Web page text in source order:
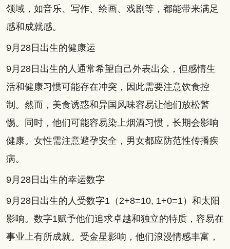
领域，如音乐、写作、绘画、戏剧等，都能带来满足
感和成就感。
9月28日出生的健康运
9月28日出生的人通常希望自己外表出众，但感情生
活和健康习惯可能存在冲突，因此需要注意饮食控
制。然而，美食诱惑和异国风味容易让他们放松警
惕。同时，他们可能容易染上烟酒习惯，长期会影响
健康。女性需注意避孕安全，男女都应防范性传播疾
病。
9月28日出生的幸运数字
9月28日出生的人受数字1（2+8=10, 1+0=1）和太阳
影响。数字1赋予他们追求卓越和独立的特质，容易在
事业上有所成就。受金星影响，他们浪漫情感丰富，